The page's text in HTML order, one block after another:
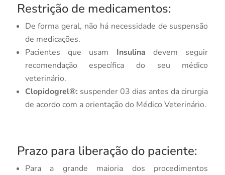
Restrição de medicamentos:
De forma geral, não há necessidade de suspensão
de medicações.
Pacientes que usam Insulinadevem seguir
recomendação específica do seu médico
veterinário.
Clopidogrel®: suspender 03 dias antes da cirurgia
de acordo com a orientação do Médico Veterinário.
Prazo para liberação do paciente:
Para a grande maioria dos procedimentos